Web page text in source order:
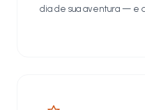
dia de sua aventura — e